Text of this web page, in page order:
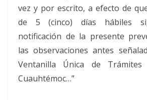
vez y por escrito, a efecto de
de 5 (cinco) días hábiles
notificación de la presente
las observaciones antes
Ventanilla Única de
Cuauhtémoc…”